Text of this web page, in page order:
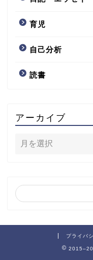
育児
自己分析
読書
アーカイブ
プライバ